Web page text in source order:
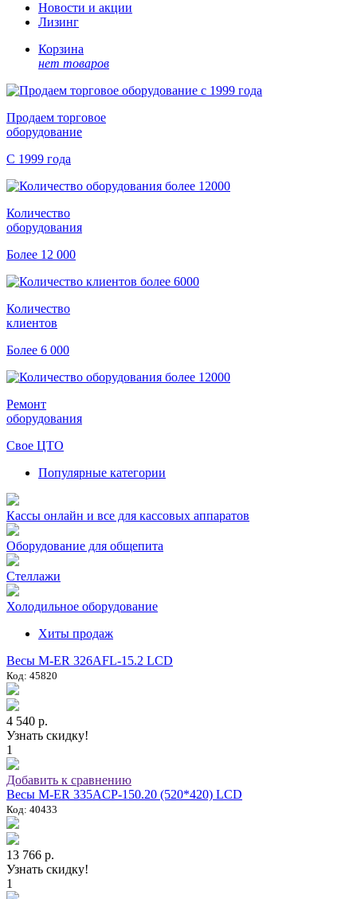
Новости и акции
Лизинг
Корзина
нет товаров
Продаем торговое
оборудование
С 1999 года
Количество
оборудования
Более 12 000
Количество
клиентов
Более 6 000
Ремонт
оборудования
Свое ЦТО
Популярные категории
Кассы онлайн и все для кассовых аппаратов
Оборудование для общепита
Стеллажи
Холодильное оборудование
Хиты продаж
Весы M-ER 326AFL-15.2 LCD
Код: 45820
4 540 р.
Узнать скидку!
1
Добавить к сравнению
Весы M-ER 335ACP-150.20 (520*420) LCD
Код: 40433
13 766 р.
Узнать скидку!
1